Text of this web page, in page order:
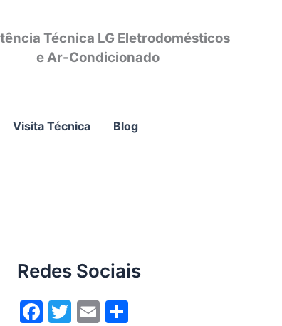
Técnica LG Eletrodomésticos
e Ar-Condicionado
Visita Técnica Blog
Redes Sociais
F
T
E